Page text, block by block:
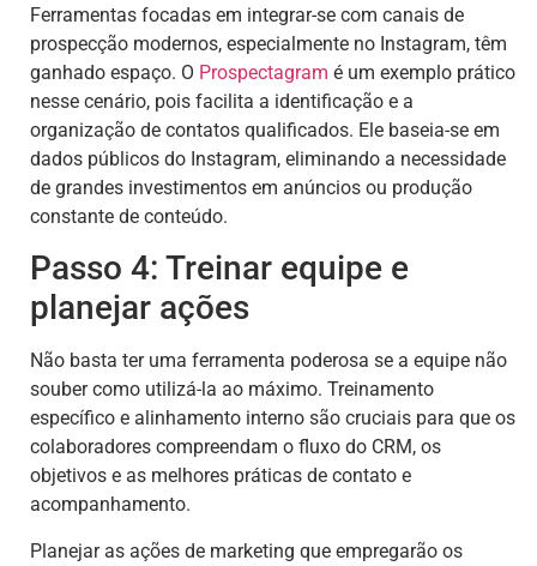
Ferramentas focadas em integrar-se com canais de
prospecção modernos, especialmente no Instagram, têm
ganhado espaço. O Prospectagram é um exemplo prático
nesse cenário, pois facilita a identificação e a
organização de contatos qualificados. Ele baseia-se em
dados públicos do Instagram, eliminando a necessidade
de grandes investimentos em anúncios ou produção
constante de conteúdo.
Passo 4: Treinar equipe e
planejar ações
Não basta ter uma ferramenta poderosa se a equipe não
souber como utilizá-la ao máximo. Treinamento
específico e alinhamento interno são cruciais para que os
colaboradores compreendam o fluxo do CRM, os
objetivos e as melhores práticas de contato e
acompanhamento.
Planejar as ações de marketing que empregarão os